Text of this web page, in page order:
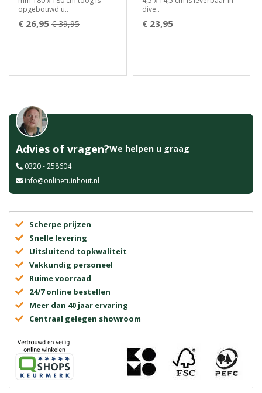
opgebouwd u..
€ 26,95 € 39,95
dive..
€ 23,95
Advies of vragen?We helpen u graag
0320 - 258604
info@onlinetuinhout.nl
Scherpe prijzen
Snelle levering
Uitsluitend topkwaliteit
Vakkundig personeel
Ruime voorraad
24/7 online bestellen
Meer dan 40 jaar ervaring
Centraal gelegen showroom